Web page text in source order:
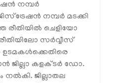
നമ്പര്‍
നമ്പര്‍ മടക്കി
രീതിയില്‍ ചെളിയോ
സര്‍വ്വീസ്
ഉടമകള്‍ക്കെതിരെ
ജില്ലാ കളക്ടര്‍ ഡോ.
ജില്ലാതല